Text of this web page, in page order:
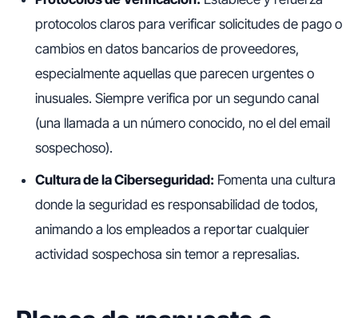
protocolos claros para verificar solicitudes de pago o
cambios en datos bancarios de proveedores,
especialmente aquellas que parecen urgentes o
inusuales. Siempre verifica por un segundo canal
(una llamada a un número conocido, no el del email
sospechoso).
Cultura de la Ciberseguridad: Fomenta una cultura
donde la seguridad es responsabilidad de todos,
animando a los empleados a reportar cualquier
actividad sospechosa sin temor a represalias.